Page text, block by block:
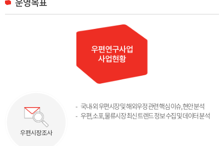
국내∙외 우편시장 및 해외우정 관련 핵심 이슈, 현안 분석
우편, 소포, 물류시장 최신 트렌드 정보 수집 및 데이터 분석